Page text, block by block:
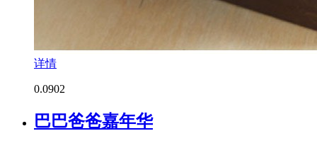
详情
0.0902
巴巴爸爸嘉年华